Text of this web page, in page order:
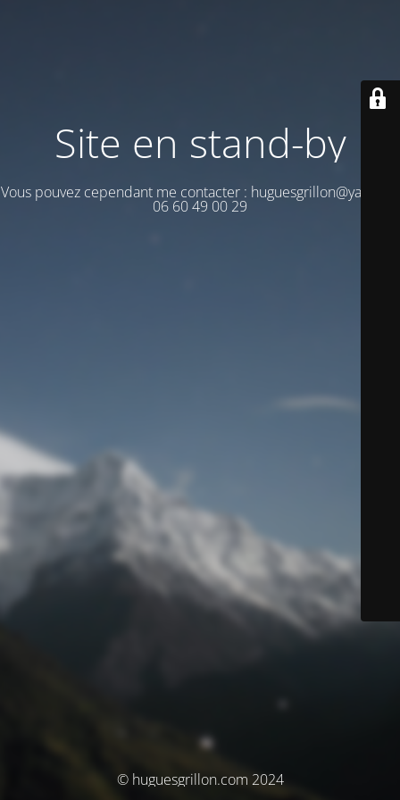
Site en stand-by
Vous pouvez cependant me contacter : huguesgrillon@yahoo.fr
06 60 49 00 29
© huguesgrillon.com 2024